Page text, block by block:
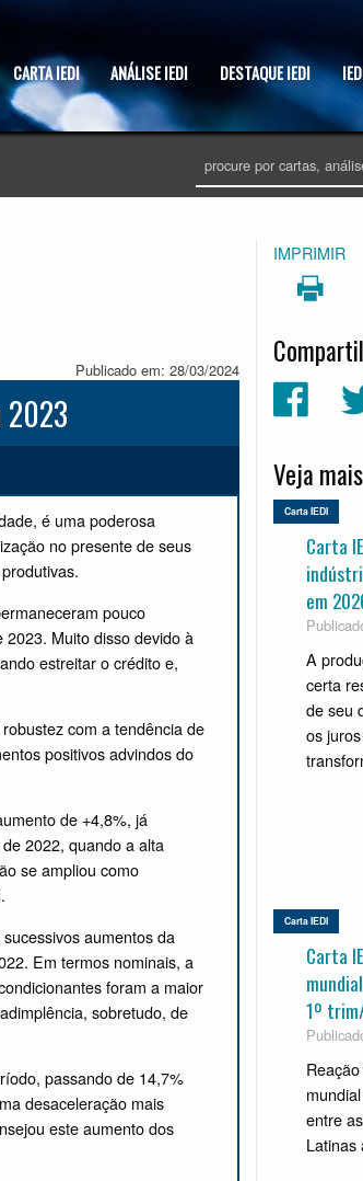
CARTA IEDI ANÁLISE IEDI DESTAQUE IEDI
Publicado em: 28/03/2024
é uma poderosa
no presente de seus
pouco
Muito disso devido à
estreitar o crédito e,
com a tendência de
positivos advindos do
de +4,8%, já
2022, quando a alta
se ampliou como
aumentos da
Em termos nominais, a
foram a maior
sobretudo, de
passando de 14,7%
desaceleração mais
este aumento dos
IMPRIMIR
Veja mais
Carta IEDI
Carta
em
A
certa
de seu
os
Carta IEDI
Carta
1º
entre
Latinas